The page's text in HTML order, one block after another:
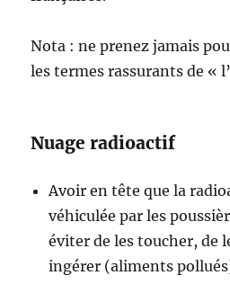
Nota : ne prenez jamais
les termes rassurants de «
Nuage radioactif
Avoir en tête que la
véhiculée par les
éviter de les toucher, de
ingérer (aliments